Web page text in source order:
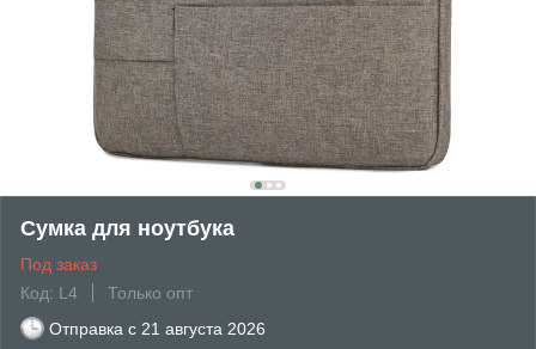
Сумка для ноутбука
Под заказ
Код: L4
Только опт
Отправка с 21 августа 2026